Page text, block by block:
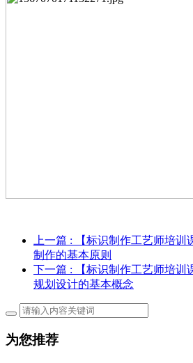
上一篇 : 【标识制作工艺师培训
制作的基本原则
下一篇 : 【标识制作工艺师培训
规划设计的基本概念
为您推荐